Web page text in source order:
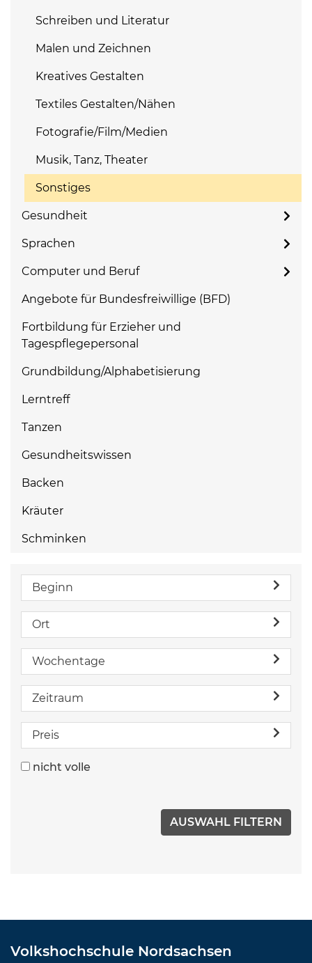
Schreiben und Literatur
Malen und Zeichnen
Kreatives Gestalten
Textiles Gestalten/Nähen
Fotografie/Film/Medien
Musik, Tanz, Theater
Sonstiges
Gesundheit
Sprachen
Computer und Beruf
Angebote für Bundesfreiwillige (BFD)
Fortbildung für Erzieher und
Tagespflegepersonal
Grundbildung/Alphabetisierung
Lerntreff
Tanzen
Gesundheitswissen
Backen
Kräuter
Schminken
Beginn
Ort
Wochentage
Zeitraum
Preis
nicht volle
Volkshochschule Nordsachsen